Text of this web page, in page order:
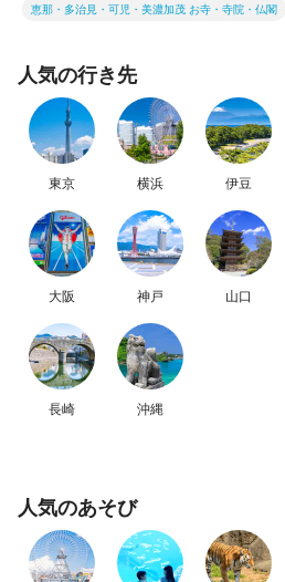
恵那・多治見・可児・美濃加茂 お寺・寺院・仏閣
人気の行き先
東京 横浜 伊豆
大阪 神戸 山口
長崎 沖縄
人気のあそび